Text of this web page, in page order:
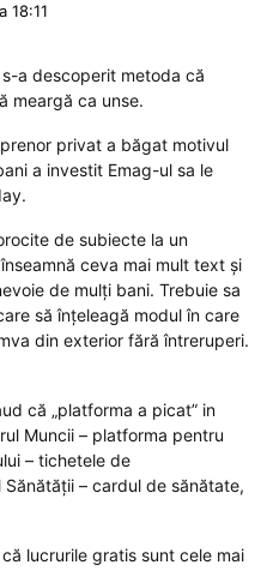
18:11
a descoperit metoda că
meargă ca unse.
privat a băgat motivul
a investit Emag-ul sa le
de subiecte la un
ceva mai mult text și
de mulți bani. Trebuie sa
să înțeleagă modul în care
din exterior fără întreruperi.
că „platforma a picat” in
Muncii – platforma pentru
– tichetele de
– cardul de sănătate,
lucrurile gratis sunt cele mai